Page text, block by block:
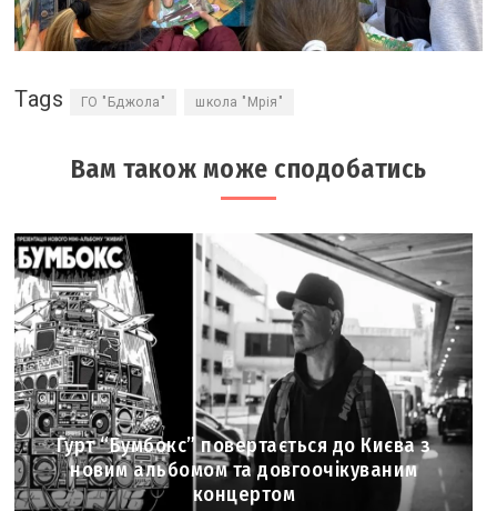
Tags ГО "Бджола" школа "Мрія"
Вам також може сподобатись
Гурт “Бумбокс” повертається до Києва з
новим альбомом та довгоочікуваним
концертом